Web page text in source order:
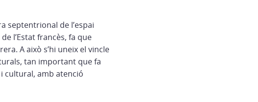
septentrional de l’espai
l’Estat francès, fa que
A això s’hi uneix el vincle
tan important que fa
cultural, amb atenció